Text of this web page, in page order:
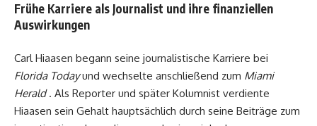
Frühe Karriere als Journalist und ihre finanziellen
Auswirkungen
Carl Hiaasen begann seine journalistische Karriere bei
Florida Todayund wechselte anschließend zum Miami
Herald. Als Reporter und später Kolumnist verdiente
Hiaasen sein Gehalt hauptsächlich durch seine Beiträge zum